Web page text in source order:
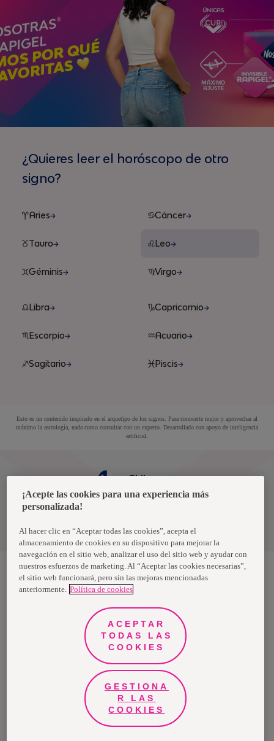
¿Quieres leer el horóscopo de otro
signo?
Aries
Tauro
Géminis
Cáncer
Leo
Virgo
Libra
Escorpio
Sagitario
Capricornio
Acuario
Piscis
Esto es un contenido inspirado en el arquetipo de los signos. Para conocerte mejor y aprovechar al
máximo la astrología, nada como consultar con un experto. Desarrollado con apoyo de inteligencia
artificial.
Términos y condiciones
Chile
Nosotras, una marca de Essity - una compañía global líder en
mundo, utilizan nuestros productos, servicios y soluciones. Nuestro
propósito es romper barreras por el bienestar en beneficio de
consumidores, pacientes, cuidadores, clientes y la sociedad en
general. Vendemos en aproximadamente 150 países bajo las
principales marcas globales TENA y Tork, así como otras marcas
como Actimove, Cutimed, JOBST, Knix, Leukoplast, Libero, Libresse,
Lotus, Modibodi, Nosotras, Saba, Tempo, TOM Organic y Zewa. En
2024, Essity tuvo ventas de aproximadamente 13 mil millones de
euros y empleó a 36,000 personas. La sede de la compañía está
ubicada en Estocolmo, Suecia, y Essity cotiza en Nasdaq Estocolmo.
Más información en www.essity.com.
¡Acepte las cookies para una experiencia más
personalizada!
Al hacer clic en “Aceptar todas las cookies”, acepta el
almacenamiento de cookies en su dispositivo para mejorar la
navegación en el sitio web, analizar el uso del sitio web y ayudar con
nuestros esfuerzos de marketing. Al “Aceptar las cookies necesarias”,
el sitio web funcionará, pero sin las mejoras mencionadas
anteriormente. Política de cookies
ACEPTAR
TODAS LAS
COOKIES
GESTIONA
R LAS
COOKIES